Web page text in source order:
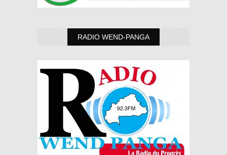
RADIO WEND-PANGA